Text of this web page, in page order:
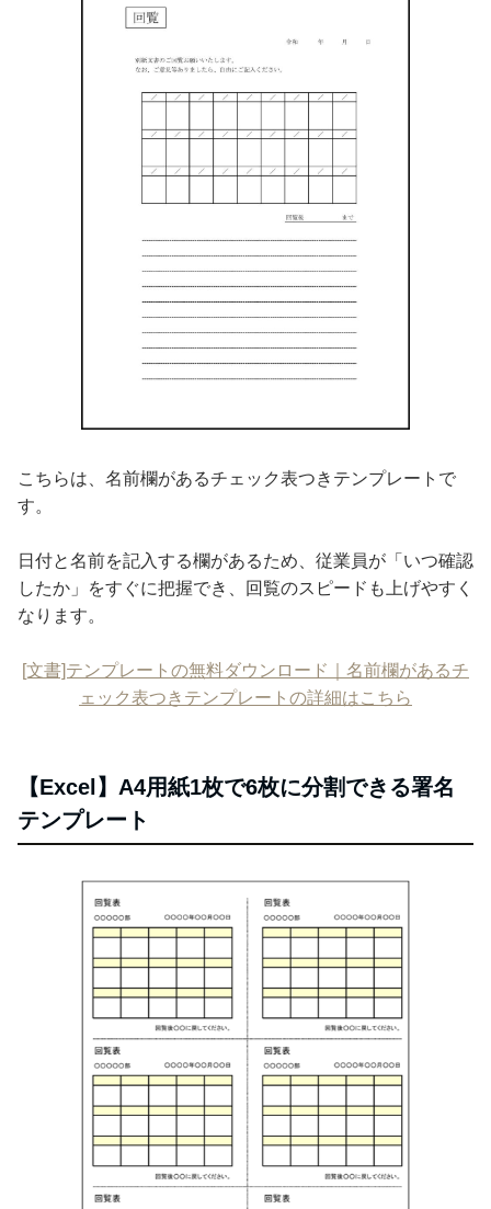
こちらは、名前欄があるチェック表つきテンプレートで
す。
日付と名前を記入する欄があるため、従業員が「いつ確認
したか」をすぐに把握でき、回覧のスピードも上げやすく
なります。
[文書]テンプレートの無料ダウンロード｜名前欄があるチ
ェック表つきテンプレートの詳細はこちら
【Excel】A4用紙1枚で6枚に分割できる署名
テンプレート